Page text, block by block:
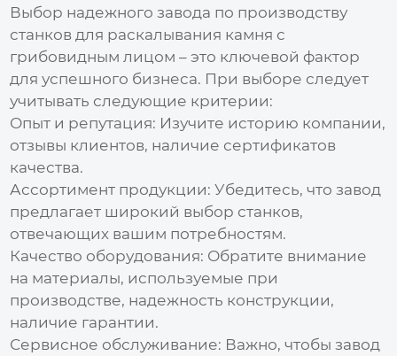
Выбор надежногозавода по производству
станков для раскалывания камня с
грибовидным лицом – это ключевой фактор
для успешного бизнеса. При выборе следует
учитывать следующие критерии:
Опыт и репутация: Изучите историю компании,
отзывы клиентов, наличие сертификатов
качества.
Ассортимент продукции: Убедитесь, чтозавод
предлагает широкий выбор станков,
отвечающих вашим потребностям.
Качество оборудования: Обратите внимание
на материалы, используемые при
производстве, надежность конструкции,
наличие гарантии.
Сервисное обслуживание: Важно, чтобызавод